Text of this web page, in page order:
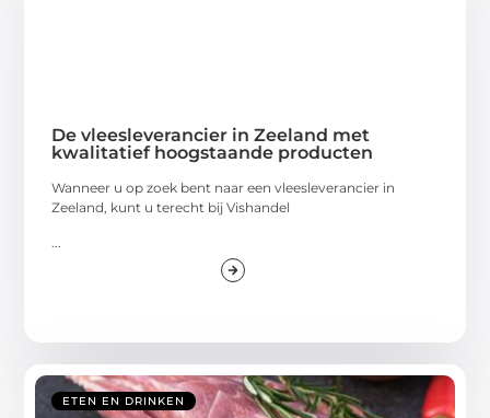
De vleesleverancier in Zeeland met
kwalitatief hoogstaande producten
Wanneer u op zoek bent naar een vleesleverancier in
Zeeland, kunt u terecht bij Vishandel
...
ETEN EN DRINKEN